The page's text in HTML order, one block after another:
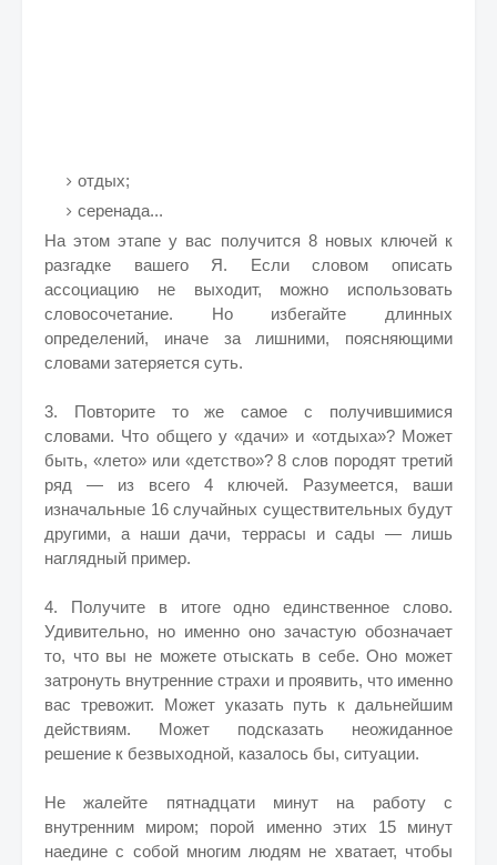
отдых;
серенада...
На этом этапе у вас получится 8 новых ключей к
разгадке вашего Я. Если словом описать
ассоциацию не выходит, можно использовать
словосочетание. Но избегайте длинных
определений, иначе за лишними, поясняющими
словами затеряется суть.
3. Повторите то же самое с получившимися
словами. Что общего у «дачи» и «отдыха»? Может
быть, «лето» или «детство»? 8 слов породят третий
ряд — из всего 4 ключей. Разумеется, ваши
изначальные 16 случайных существительных будут
другими, а наши дачи, террасы и сады — лишь
наглядный пример.
4. Получите в итоге одно единственное слово.
Удивительно, но именно оно зачастую обозначает
то, что вы не можете отыскать в себе. Оно может
затронуть внутренние страхи и проявить, что именно
вас тревожит. Может указать путь к дальнейшим
действиям. Может подсказать неожиданное
решение к безвыходной, казалось бы, ситуации.
Не жалейте пятнадцати минут на работу с
внутренним миром; порой именно этих 15 минут
наедине с собой многим людям не хватает, чтобы